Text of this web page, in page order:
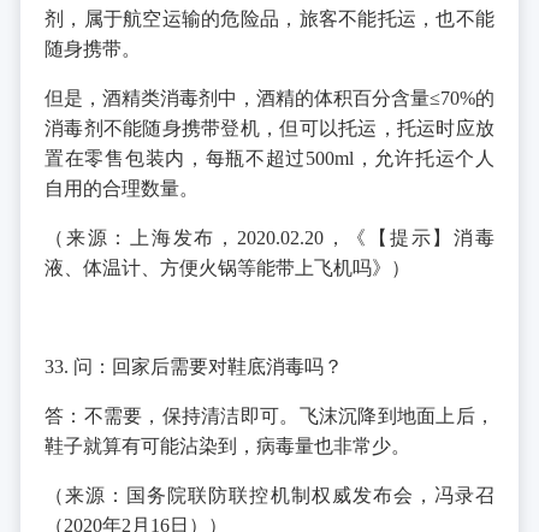
剂，属于航空运输的危险品，旅客不能托运，也不能
随身携带。
但是，酒精类消毒剂中，酒精的体积百分含量≤70%的
消毒剂不能随身携带登机，但可以托运，托运时应放
置在零售包装内，每瓶不超过500ml，允许托运个人
自用的合理数量。
（来源：上海发布，2020.02.20，《【提示】消毒
液、体温计、方便火锅等能带上飞机吗》）
33. 问：回家后需要对鞋底消毒吗？
答：不需要，保持清洁即可。飞沫沉降到地面上后，
鞋子就算有可能沾染到，病毒量也非常少。
（来源：国务院联防联控机制权威发布会，冯录召
（2020年2月16日））